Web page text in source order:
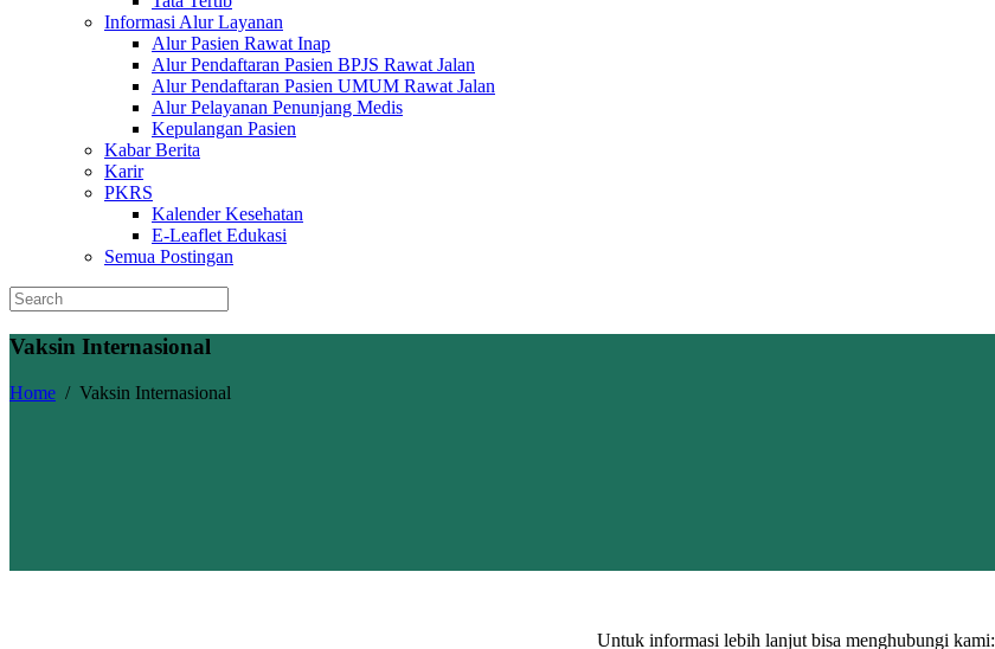
Informasi Alur Layanan
Alur Pasien Rawat Inap
Alur Pendaftaran Pasien BPJS Rawat Jalan
Alur Pendaftaran Pasien UMUM Rawat Jalan
Alur Pelayanan Penunjang Medis
Kepulangan Pasien
Kabar Berita
Karir
PKRS
Kalender Kesehatan
E-Leaflet Edukasi
Semua Postingan
Vaksin Internasional
Home / Vaksin Internasional
Untuk informasi lebih lanjut bisa menghubungi kami: